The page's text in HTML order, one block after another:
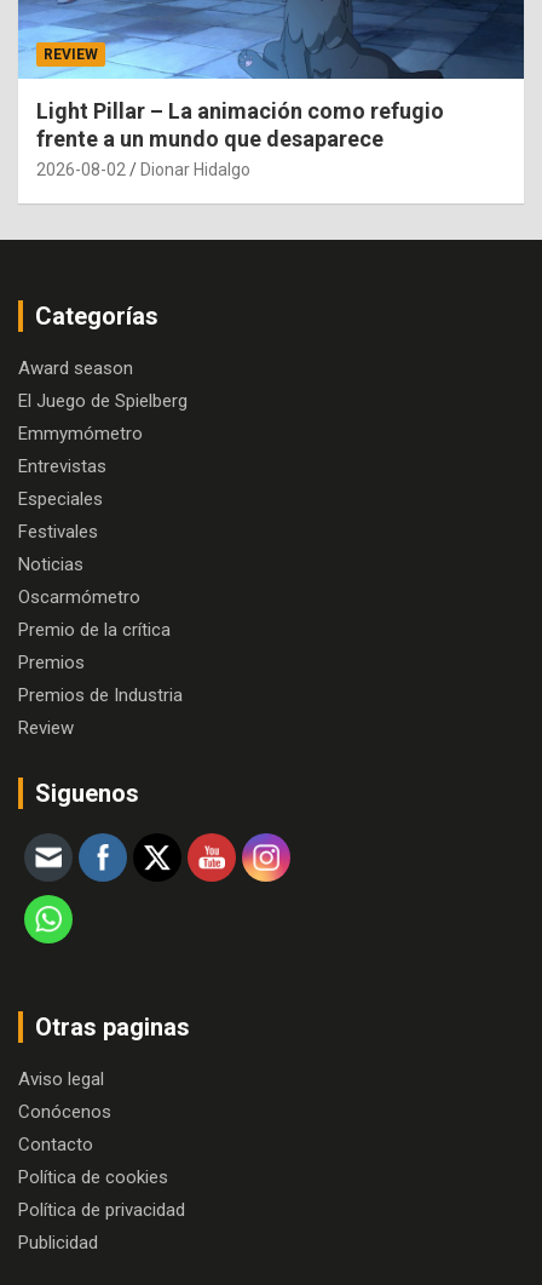
REVIEW
Light Pillar – La animación como refugio
frente a un mundo que desaparece
2026-08-02 Dionar Hidalgo
Categorías
Award season
El Juego de Spielberg
Emmymómetro
Entrevistas
Especiales
Festivales
Noticias
Oscarmómetro
Premio de la crítica
Premios
Premios de Industria
Review
Siguenos
Otras paginas
Aviso legal
Conócenos
Contacto
Política de cookies
Política de privacidad
Publicidad